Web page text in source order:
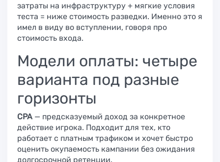
затраты на инфраструктуру + мягкие условия
теста = ниже стоимость разведки. Именно это я
имел в виду во вступлении, говоря про
стоимость входа.
Модели оплаты: четыре
варианта под разные
горизонты
CPA — предсказуемый доход за конкретное
действие игрока. Подходит для тех, кто
работает с платным трафиком и хочет быстро
оценить окупаемость кампании без ожидания
долгосрочной ретенции.